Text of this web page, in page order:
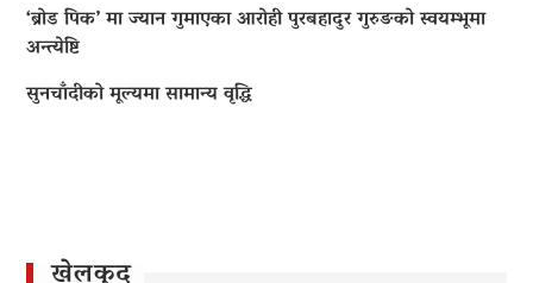
‘ब्रोड पिक’ मा ज्यान गुमाएका आराेही पुरबहादुर गुरुङको स्वयम्भूमा
अन्त्येष्टि
सुनचाँदीको मूल्यमा सामान्य वृद्धि